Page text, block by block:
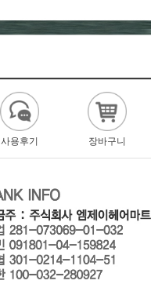
사용후기 장바구니